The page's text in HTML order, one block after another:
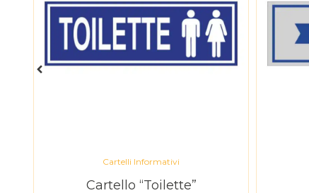
Cartelli Informativi
Cartello “Toilette”